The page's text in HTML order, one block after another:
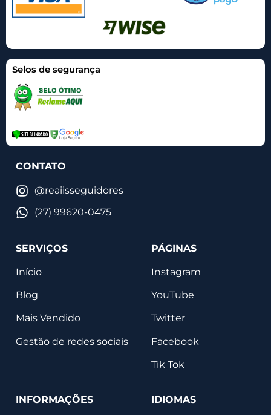
Selos de segurança
CONTATO
@reaiisseguidores
(27) 99620-0475
SERVIÇOS
Início
Blog
Mais Vendido
Gestão de redes sociais
PÁGINAS
Instagram
YouTube
Twitter
Facebook
Tik Tok
INFORMAÇÕES IDIOMAS